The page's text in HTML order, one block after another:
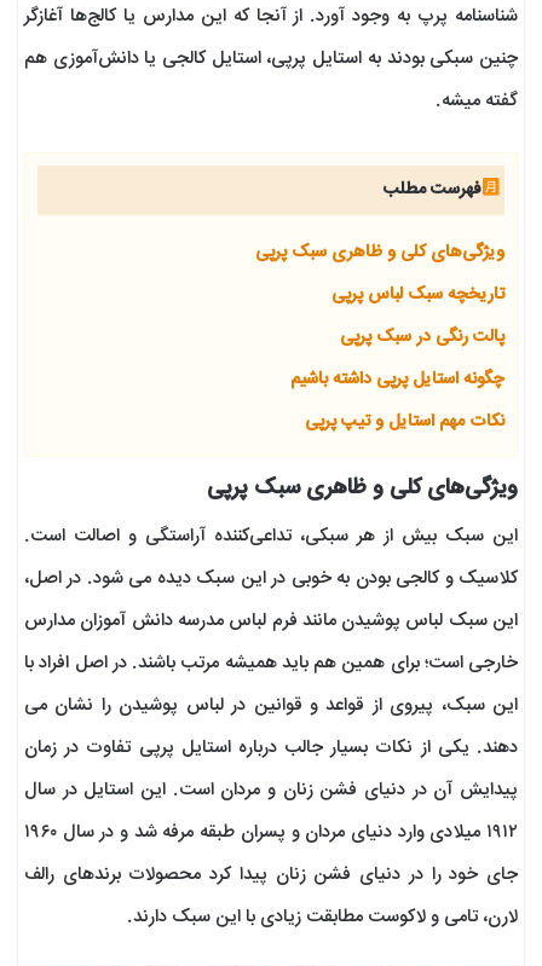
شناسنامه پرپ به وجود آورد. از آنجا که این مدارس یا کالج‌ها آغازگر
چنین سبکی بودند به استایل پرپی، استایل کالجی یا دانش‌آموزی هم
گفته میشه.
فهرست مطلب
ویژگی‌های کلی و ظاهری سبک پرپی
تاریخچه سبک لباس پرپی
پالت رنگی در سبک پرپی
چگونه استایل پرپی داشته باشیم
نکات مهم استایل و تیپ پرپی
ویژگی‌های کلی و ظاهری سبک پرپی
این سبک بیش از هر سبکی، تداعی‌کننده آراستگی و اصالت است.
کلاسیک و کالجی بودن به خوبی در این سبک دیده می شود. در اصل،
این سبک لباس پوشیدن مانند فرم لباس مدرسه دانش آموزان مدارس
خارجى است؛ براى همین هم باید همیشه مرتب باشند. در اصل افراد با
این سبک، پیروی از قواعد و قوانین در لباس پوشیدن را نشان می
دهند. یکى از نکات بسیار جالب درباره استایل پرپى تفاوت در زمان
پیدایش آن در دنیاى فشن زنان و مردان است. این استایل در سال
۱۹۱۲ میلادى وارد دنیاى مردان و پسران طبقه مرفه شد و در سال ۱۹۶۰
جاى خود را در دنیاى فشن زنان پیدا کرد محصولات برند‌های رالف
لارن، تامی و لاکوست مطابقت زیادی با این سبک دارند.